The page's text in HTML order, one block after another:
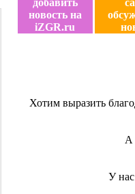
добавить
новость на
iZGR.ru
Хотим выразить
А
У